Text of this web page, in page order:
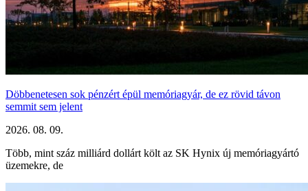
Döbbenetesen sok pénzért épül memóriagyár, de ez rövid távon
semmit sem jelent
2026. 08. 09.
Több, mint száz milliárd dollárt költ az SK Hynix új memóriagyártó
üzemekre, de